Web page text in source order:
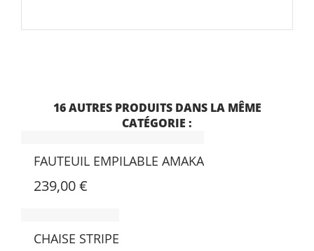
FERMOB
1 249,00 €
TABLE LUXEMBOURG 165
16 AUTRES PRODUITS DANS LA MÊME
CATÉGORIE :
FAUTEUIL EMPILABLE AMAKA
239,00 €
CHAISE STRIPE